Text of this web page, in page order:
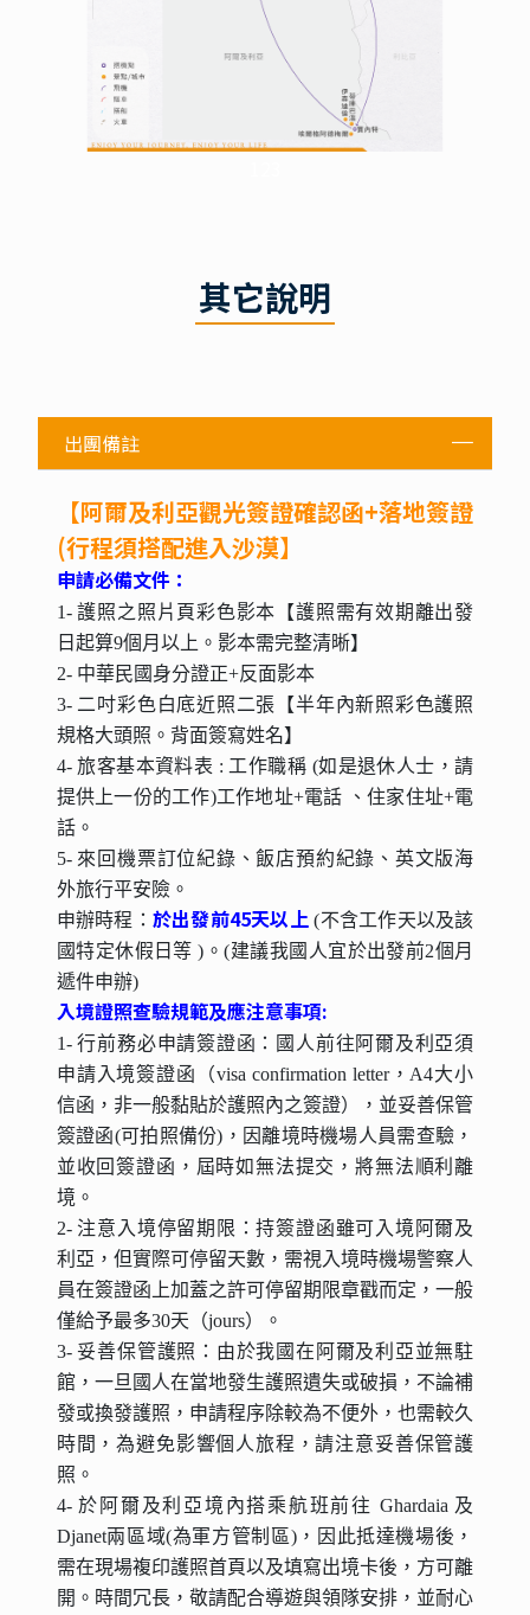
其它說明
出團備註
【阿爾及利亞觀光簽證確認函+落地簽證
(行程須搭配進入沙漠】
申請必備文件：
1- 護照之照片頁彩色影本【護照需有效期離出發
日起算9個月以上。影本需完整清晰】
2- 中華民國身分證正+反面影本
3- 二吋彩色白底近照二張【半年內新照彩色護照
規格大頭照。背面簽寫姓名】
4- 旅客基本資料表 : 工作職稱 (如是退休人士，請
提供上一份的工作)工作地址+電話 、住家住址+電
話。
5- 來回機票訂位紀錄、飯店預約紀錄、英文版海
外旅行平安險。
申辦時程： 於出發前45天以上 (不含工作天以及該
國特定休假日等 )。(建議我國人宜於出發前2個月
遞件申辦)
入境證照查驗規範及應注意事項:
1- 行前務必申請簽證函：國人前往阿爾及利亞須
申請入境簽證函（visa confirmation letter，A4大小
信函，非一般黏貼於護照內之簽證），並妥善保管
簽證函(可拍照備份)，因離境時機場人員需查驗，
並收回簽證函，屆時如無法提交，將無法順利離
境。
2- 注意入境停留期限：持簽證函雖可入境阿爾及
利亞 ，但實際可停留天數，需視入境時機場警察人
員在簽證函上加蓋之許可停留期限章戳而定，一般
僅給予最多30天（jours）。
3- 妥善保管護照：由於我國在阿爾及利亞並無駐
館，一旦國人在當地發生護照遺失或破損，不論補
發或換發護照，申請程序除較為不便外，也需較久
時間，為避免影響個人旅程，請注意妥善保管護
照。
4- 於阿爾及利亞境內搭乘航班前往 Ghardaia 及
Djanet兩區域(為軍方管制區)，因此抵達機場後，
需在現場複印護照首頁以及填寫出境卡後，方可離
開。時間冗長，敬請配合導遊與領隊安排，並耐心